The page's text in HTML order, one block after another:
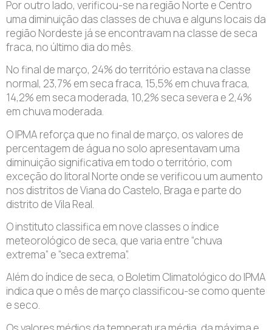
Por outro lado, verificou-se na região Norte e Centro
uma diminuição das classes de chuva e alguns locais da
região Nordeste já se encontravam na classe de seca
fraca, no último dia do mês.
No final de março, 24% do território estava na classe
normal, 23,7% em seca fraca, 15,5% em chuva fraca,
14,2% em seca moderada, 10,2% seca severa e 2,4%
em chuva moderada.
O IPMA reforça que no final de março, os valores de
percentagem de água no solo apresentavam uma
diminuição significativa em todo o território, com
exceção do litoral Norte onde se verificou um aumento
nos distritos de Viana do Castelo, Braga e parte do
distrito de Vila Real.
O instituto classifica em nove classes o índice
meteorológico de seca, que varia entre “chuva
extrema” e “seca extrema”.
Além do índice de seca, o Boletim Climatológico do IPMA
indica que o mês de março classificou-se como quente
e seco.